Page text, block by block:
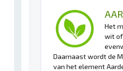
Het
wit of
Daarnaast wordt de
van het element